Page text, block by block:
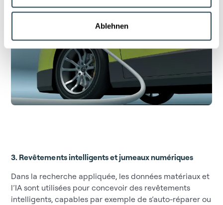
Ablehnen
3. Revêtements intelligents et jumeaux numériques
Dans la recherche appliquée, les données matériaux et
l’IA sont utilisées pour concevoir des revêtements
intelligents, capables par exemple de s’auto-réparer ou